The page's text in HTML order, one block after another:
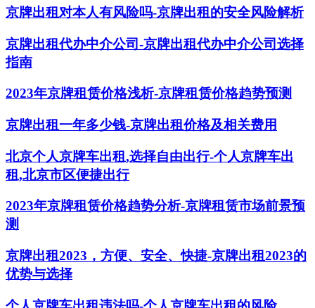
京牌出租对本人有风险吗-京牌出租的安全风险解析
京牌出租代办中介公司-京牌出租代办中介公司选择
指南
2023年京牌租赁价格浅析-京牌租赁价格趋势预测
京牌出租一年多少钱-京牌出租价格及相关费用
北京个人京牌车出租,选择自由出行-个人京牌车出
租,北京市区便捷出行
2023年京牌租赁价格趋势分析-京牌租赁市场前景预
测
京牌出租2023，方便、安全、快捷-京牌出租2023的
优势与选择